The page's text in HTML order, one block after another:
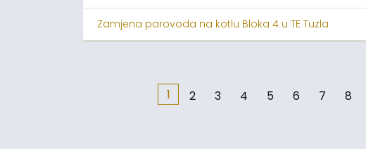
Zamjena parovoda na kotlu Bloka 4 u TE Tuzla
1 2 3 4 5 6 7 8